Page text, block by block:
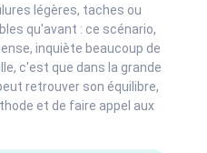
légères, taches ou
qu'avant : ce scénario,
inquiète beaucoup de
c'est que dans la grande
retrouver son équilibre,
et de faire appel aux